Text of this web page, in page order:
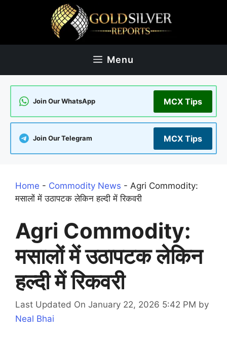
Menu
Join Our WhatsApp MCX Tips
Join Our Telegram MCX Tips
Home - Commodity News - Agri Commodity:
मसालों में उठापटक लेकिन हल्दी में रिकवरी
Agri Commodity:
मसालों में उठापटक लेकिन
हल्दी में रिकवरी
Last Updated On January 22, 2026 5:42 PM by
Neal Bhai